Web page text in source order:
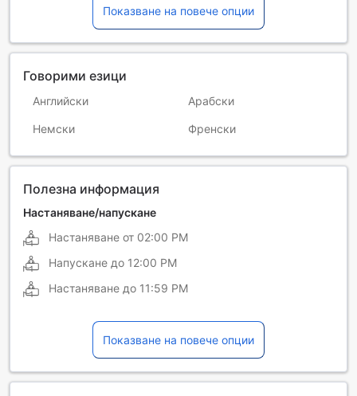
Показване на повече опции
Говорими езици
Английски Арабски
Немски Френски
Полезна информация
Настаняване/напускане
Настаняване от 02:00 PM
Напускане до 12:00 PM
Настаняване до 11:59 PM
Показване на повече опции